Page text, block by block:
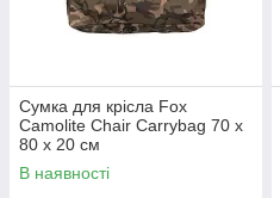
Сумка для крісла Fox
Camolite Chair Carrybag 70 х
80 х 20 см
В наявності